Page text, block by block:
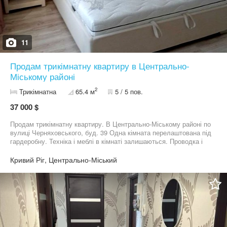
11
Продам трикімнатну квартиру в Центрально-
Міському районі
Трикімнатна 65.4 м2 5 / 5 пов.
37 000 $
Продам трикімнатну квартиру. В Центрально-Міському районі по
вулиці Черняховського, буд. 39 Одна кімната перелаштована під
гардеробну. Техніка і меблі в кімнаті залишаються. Проводка і
металопластикові. Підлога - ламінат і кахель. Дах перекритий.
Кривий Ріг, Центрально-Міський